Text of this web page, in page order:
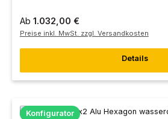
Ab 1.032,00 €
Preise inkl. MwSt. zzgl. Versandkosten
Details
Konfigurator